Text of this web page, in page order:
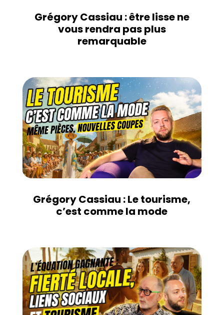
Grégory Cassiau : être lisse ne
vous rendra pas plus
remarquable
Grégory Cassiau : Le tourisme,
c’est comme la mode